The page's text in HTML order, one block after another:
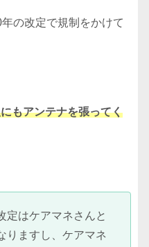
の改定で規制をかけて
もアンテナを張ってく
定はケアマネさんと
りますし、ケアマネ